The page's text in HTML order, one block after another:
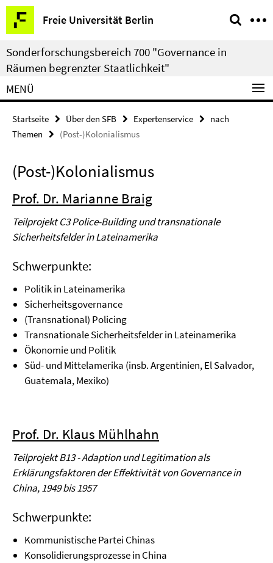
Springe
direkt
zu
Inhalt
Freie Universität Berlin
Service-
Navigation
Sonderforschungsbereich 700 "Governance in
Räumen begrenzter Staatlichkeit"
MENÜ
Startseite Über den SFB Expertenservice
nach
Themen
(Post-)Kolonialismus
(Post-)Kolonialismus
Prof. Dr. Marianne Braig
Teilprojekt C3 Police-Building und transnationale
Sicherheitsfelder in Lateinamerika
Schwerpunkte:
Politik in Lateinamerika
Sicherheitsgovernance
(Transnational) Policing
Transnationale Sicherheitsfelder in Lateinamerika
Ökonomie und Politik
Süd- und Mittelamerika (insb. Argentinien, El Salvador,
Guatemala, Mexiko)
Prof. Dr. Klaus Mühlhahn
Teilprojekt B13 - Adaption und Legitimation als
Erklärungsfaktoren der Effektivität von Governance in
China, 1949 bis 1957
Schwerpunkte:
Kommunistische Partei Chinas
Konsolidierungsprozesse in China